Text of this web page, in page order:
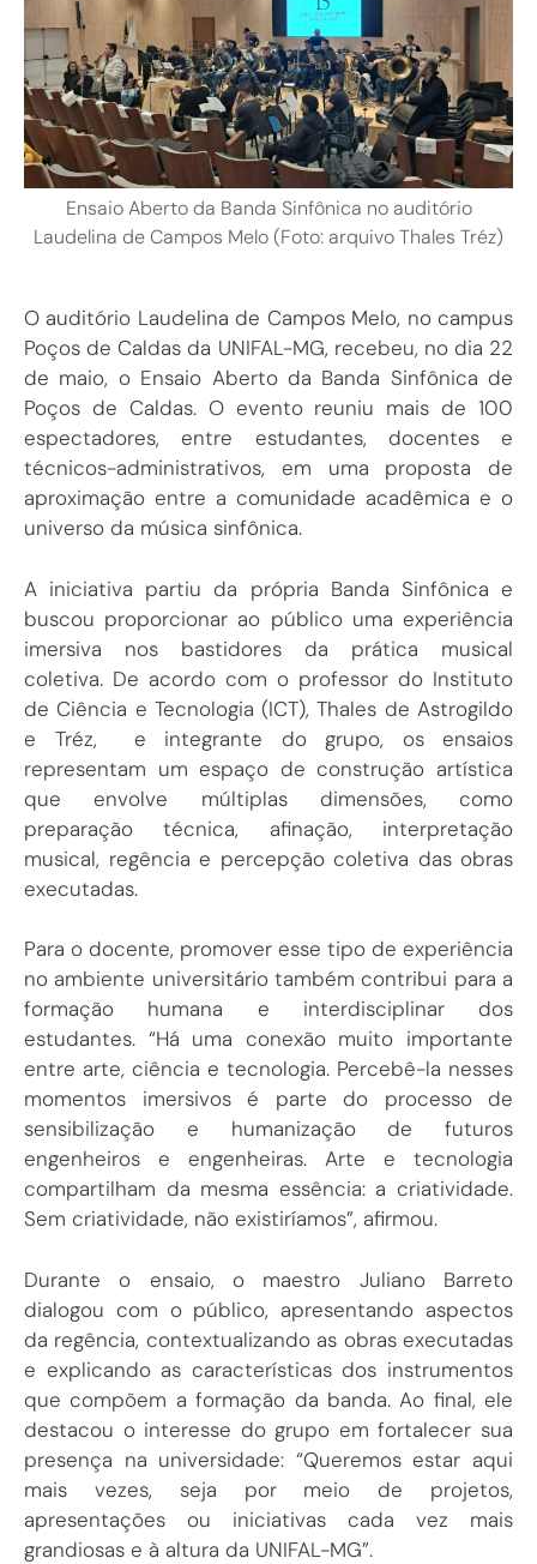
Ensaio Aberto da Banda Sinfônica no auditório
Laudelina de Campos Melo (Foto: arquivo Thales Tréz)
O auditório Laudelina de Campos Melo, no campus
Poços de Caldas da UNIFAL-MG, recebeu, no dia 22
de maio, o Ensaio Aberto da Banda Sinfônica de
Poços de Caldas. O evento reuniu mais de 100
espectadores, entre estudantes, docentes e
técnicos-administrativos, em uma proposta de
aproximação entre a comunidade acadêmica e o
universo da música sinfônica.
A iniciativa partiu da própria Banda Sinfônica e
buscou proporcionar ao público uma experiência
imersiva nos bastidores da prática musical
coletiva. De acordo com o professor do Instituto
de Ciência e Tecnologia (ICT), Thales de Astrogildo
e Tréz, e integrante do grupo, os ensaios
representam um espaço de construção artística
que envolve múltiplas dimensões, como
preparação técnica, afinação, interpretação
musical, regência e percepção coletiva das obras
executadas.
Para o docente, promover esse tipo de experiência
no ambiente universitário também contribui para a
formação humana e interdisciplinar dos
estudantes. “Há uma conexão muito importante
entre arte, ciência e tecnologia. Percebê-la nesses
momentos imersivos é parte do processo de
sensibilização e humanização de futuros
engenheiros e engenheiras. Arte e tecnologia
compartilham da mesma essência: a criatividade.
Sem criatividade, não existiríamos”, afirmou.
Durante o ensaio, o maestro Juliano Barreto
dialogou com o público, apresentando aspectos
da regência, contextualizando as obras executadas
e explicando as características dos instrumentos
que compõem a formação da banda. Ao final, ele
destacou o interesse do grupo em fortalecer sua
presença na universidade: “Queremos estar aqui
mais vezes, seja por meio de projetos,
apresentações ou iniciativas cada vez mais
grandiosas e à altura da UNIFAL-MG”.